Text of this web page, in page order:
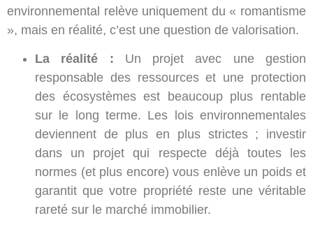
environnemental relève uniquement du « romantisme
», mais en réalité, c’est une question de valorisation.
La réalité : Un projet avec une gestion
responsable des ressources et une protection
des écosystèmes est beaucoup plus rentable
sur le long terme. Les lois environnementales
deviennent de plus en plus strictes ; investir
dans un projet qui respecte déjà toutes les
normes (et plus encore) vous enlève un poids et
garantit que votre propriété reste une véritable
rareté sur le marché immobilier.